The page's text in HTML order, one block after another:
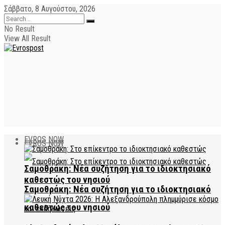
Σάββατο, 8 Αυγούστου, 2026
No Result
View All Result
EVROS NOW
Σαμοθράκη: Νέα συζήτηση για το ιδιοκτησιακό
καθεστώς του νησιού
EVROS NOW
Σαμοθράκη: Νέα συζήτηση για το ιδιοκτησιακό
καθεστώς του νησιού